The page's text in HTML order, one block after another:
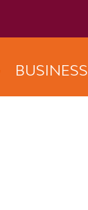
BUSINESS